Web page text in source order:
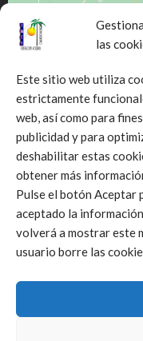
las
Este sitio web utiliza
estrictamente
web, así como para
publicidad y para
deshabilitar estas
obtener más
Pulse el botón Aceptar
aceptado la
volverá a mostrar este
usuario borre las
Click to